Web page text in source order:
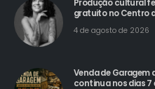
Produção cultural
gratuito no Centro
4 de agosto de 2026
Venda de Garagem
continua nos dias 7